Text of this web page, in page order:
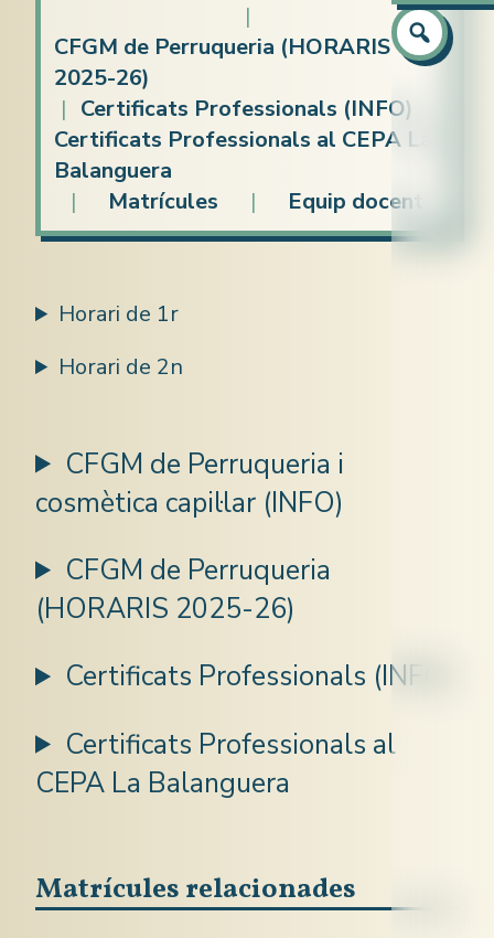
Equip
Català
Castellà
Anglès
Idiomes
|
CFGM de Perruqueria (HORARIS
2025-26)
| Certificats Professionals (INFO)
Certificats Professionals al CEPA La
Balanguera
|
Matrícules | Equip docent
Horari de 1r
Horari de 2n
CFGM de Perruqueria i
cosmètica capil·lar (INFO)
CFGM de Perruqueria
(HORARIS 2025-26)
Certificats Professionals (INFO)
Certificats Professionals al
CEPA La Balanguera
Matrícules relacionades